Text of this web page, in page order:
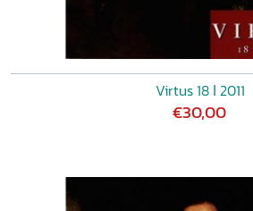
Virtus 18 ǀ 2011
€30,00